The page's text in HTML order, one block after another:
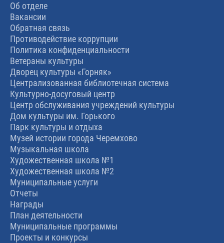
Об отделе
Вакансии
Обратная связь
Противодействие коррупции
Политика конфиденциальности
Ветераны культуры
Дворец культуры «Горняк»
Централизованная библиотечная система
Культурно-досуговый центр
Центр обслуживания учреждений культуры
Дом культуры им. Горького
Парк культуры и отдыха
Музей истории города Черемхово
Музыкальная школа
Художественная школа №1
Художественная школа №2
Муниципальные услуги
Отчеты
Награды
План деятельности
Муниципальные программы
Проекты и конкурсы